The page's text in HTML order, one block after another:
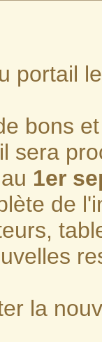
portail
bons
sera
1er
de
la